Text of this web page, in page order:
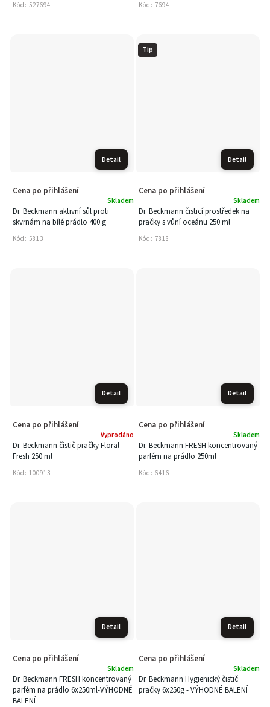
Kód: 527694 Kód: 7694
Detail
Dr. Beckmann aktivní sůl proti
skvrnám na bílé prádlo 400 g
Skladem
Cena po přihlášení
Kód: 5813
Tip
Detail
Dr. Beckmann čisticí prostředek na
pračky s vůní oceánu 250 ml
Skladem
Cena po přihlášení
Kód: 7818
Detail
Dr. Beckmann čistič pračky Floral
Fresh 250 ml
Vyprodáno
Cena po přihlášení
Kód: 100913
Detail
Dr. Beckmann FRESH koncentrovaný
parfém na prádlo 250ml
Skladem
Cena po přihlášení
Kód: 6416
Detail
Dr. Beckmann FRESH koncentrovaný
parfém na prádlo 6x250ml-VÝHODNÉ
BALENÍ
Skladem
Cena po přihlášení
Detail
Dr. Beckmann Hygienický čistič
pračky 6x250g - VÝHODNÉ BALENÍ
Skladem
Cena po přihlášení